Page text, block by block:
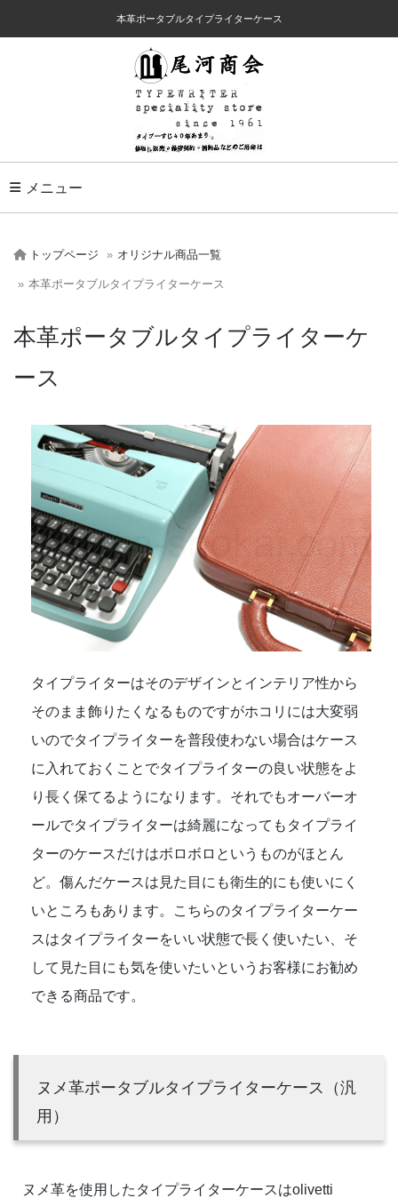
本革ポータブルタイプライターケース
Toggle Navigation
メニュー
トップページ オリジナル商品一覧
本革ポータブルタイプライターケース
本革ポータブルタイプライターケ
ース
タイプライターはそのデザインとインテリア性から
そのまま飾りたくなるものですがホコリには大変弱
いのでタイプライターを普段使わない場合はケース
に入れておくことでタイプライターの良い状態をよ
り長く保てるようになります。それでもオーバーオ
ールでタイプライターは綺麗になってもタイプライ
ターのケースだけはボロボロというものがほとん
ど。傷んだケースは見た目にも衛生的にも使いにく
いところもあります。こちらのタイプライターケー
スはタイプライターをいい状態で長く使いたい、そ
して見た目にも気を使いたいというお客様にお勧め
できる商品です。
ヌメ革ポータブルタイプライターケース（汎
用）
ヌメ革を使用したタイプライターケースはolivetti